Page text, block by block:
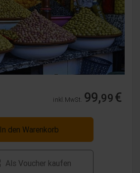
inkl. MwSt. 99,99€
In den Warenkorb
Als Voucher kaufen